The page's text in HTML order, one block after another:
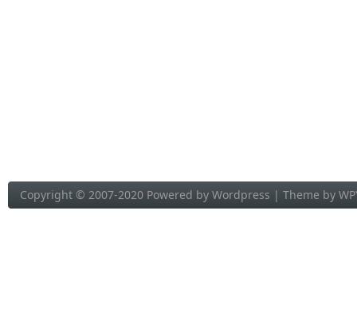
Copyright © 2007-2020 Powered by Wordpress | Theme by